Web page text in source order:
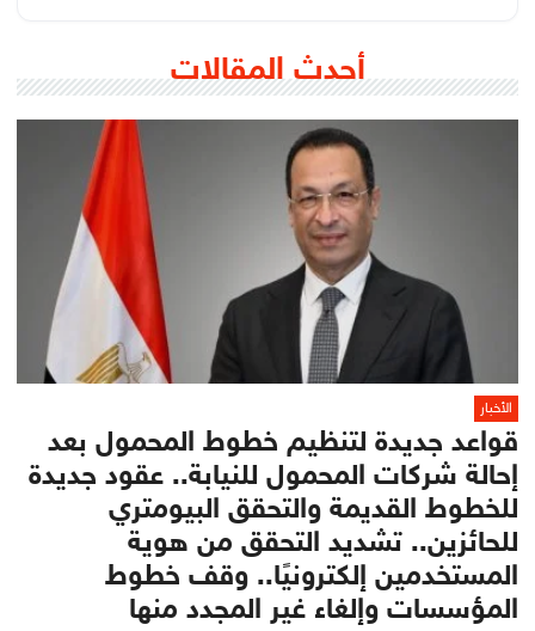
أحدث المقالات
الأخبار
قواعد جديدة لتنظيم خطوط المحمول بعد
إحالة شركات المحمول للنيابة.. عقود جديدة
للخطوط القديمة والتحقق البيومتري
للحائزين.. تشديد التحقق من هوية
المستخدمين إلكترونيًا.. وقف خطوط
المؤسسات وإلغاء غير المجدد منها